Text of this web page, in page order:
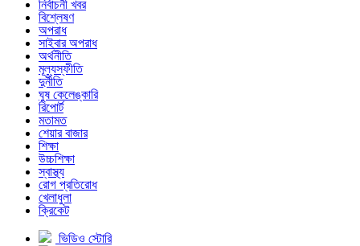
নির্বাচনী খবর
বিশ্লেষণ
অপরাধ
সাইবার অপরাধ
অর্থনীতি
মূল্যস্ফীতি
দুর্নীতি
ঘুষ কেলেঙ্কারি
রিপোর্ট
মতামত
শেয়ার বাজার
শিক্ষা
উচ্চশিক্ষা
স্বাস্থ্য
রোগ প্রতিরোধ
খেলাধুলা
ক্রিকেট
ভিডিও স্টোরি